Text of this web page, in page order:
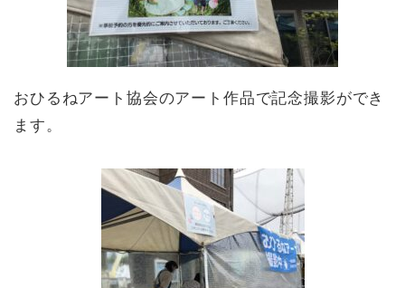
おひるねアート協会のアート作品で記念撮影ができ
ます。